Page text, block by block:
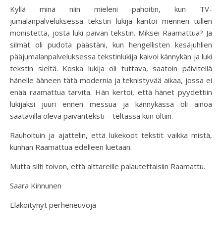
Kyllä minä niin mieleni pahoitin, kun TV-
jumalanpalveluksessa tekstin lukija kantoi mennen tullen
monistetta, josta luki päivän tekstin. Miksei Raamattua? Ja
silmät oli pudota päästäni, kun hengellisten kesäjuhlien
pääjumalanpalveluksessa tekstinlukija kaivoi kännykän ja luki
tekstin sieltä. Koska lukija oli tuttava, saatoin päivitellä
hänelle ääneen tätä modernia ja teknistyvää aikaa, jossa ei
enää raamattua tarvita. Hän kertoi, että hänet pyydettiin
lukijaksi juuri ennen messua ja kännykässä oli ainoa
saatavilla oleva päivänteksti – teltassa kun oltiin.
Rauhoituin ja ajattelin, että lukekoot tekstit vaikka mistä,
kunhan Raamattua edelleen luetaan.
Mutta silti toivon, että alttareille palautettaisiin Raamattu.
Saara Kinnunen
Eläköitynyt perheneuvoja